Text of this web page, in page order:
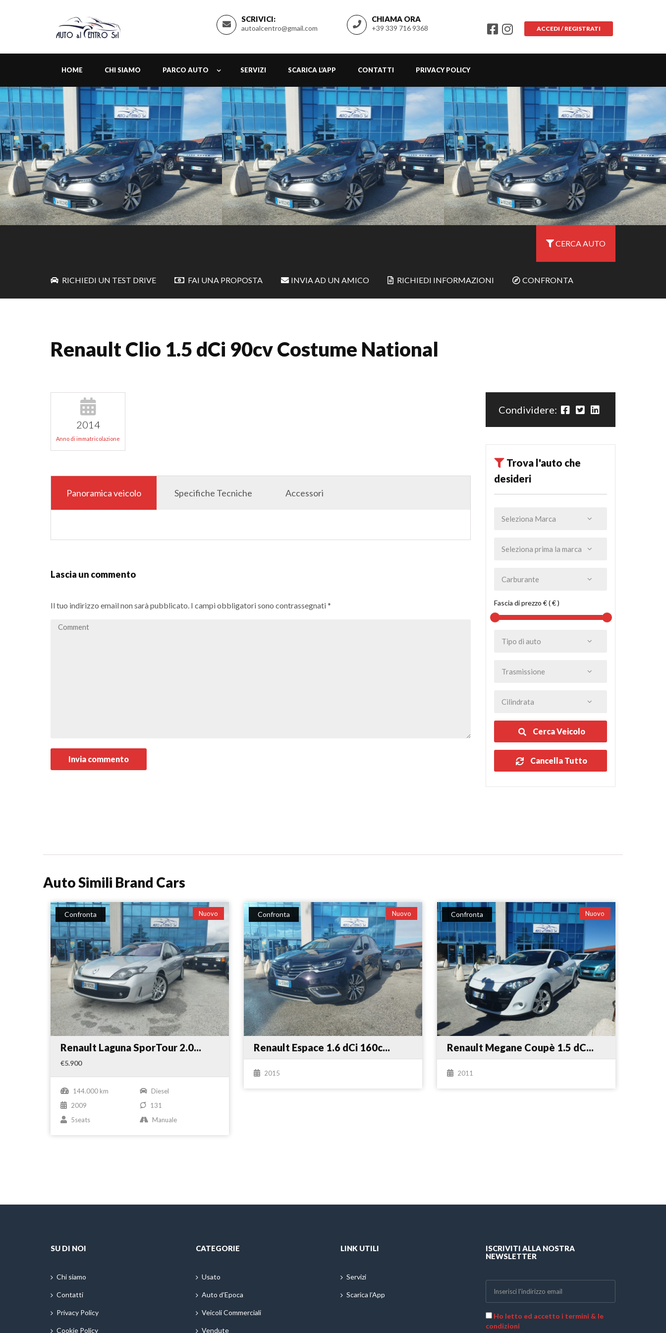
SCRIVICI:
autoalcentro@gmail.com
CHIAMA ORA
+39 339 716 9368 ACCEDI / REGISTRATI
HOME CHI SIAMO PARCO AUTO SERVIZI SCARICA L’APP CONTATTI PRIVACY POLICY
CERCA AUTO
RICHIEDI UN TEST DRIVE FAI UNA PROPOSTA INVIA AD UN AMICO RICHIEDI INFORMAZIONI CONFRONTA
Renault Clio 1.5 dCi 90cv Costume National
2014
Anno di immatricolazione
Panoramica veicolo Specifiche Tecniche Accessori
Lascia un commento
Il tuo indirizzo email non sarà pubblicato. I campi obbligatori sono contrassegnati*
Condividere:
Trova l'auto che
desideri
Fascia di prezzo € ( € )
Cerca Veicolo
Cancella Tutto
Auto Simili Brand Cars
Nuovo
Confronta
Renault Laguna SporTour 2.0...
€5.900
144.000 km
Diesel
2009
131
5seats
Manuale
Nuovo
Confronta
Renault Espace 1.6 dCi 160c...
2015
Nuovo
Confronta
Renault Megane Coupè 1.5 dC...
2011
SU DI NOI
Chi siamo
Contatti
Privacy Policy
Cookie Policy
CATEGORIE
Usato
Auto d’Epoca
Veicoli Commerciali
Vendute
LINK UTILI
Servizi
Scarica l’App
ISCRIVITI ALLA NOSTRA
NEWSLETTER
Ho letto ed accetto i termini & le
condizioni